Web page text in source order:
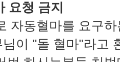
요청 금지
자동혈마를 요구
이 "돌 혈마"라고